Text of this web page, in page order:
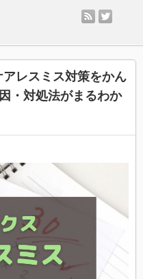
rss
アレスミス対策をかん
・対処法がまるわか